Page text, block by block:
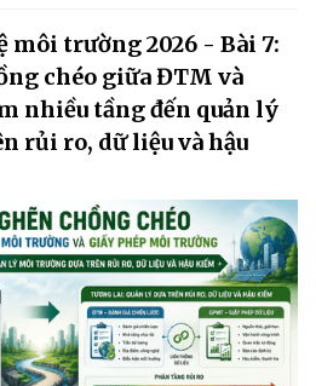
môi trường 2026 - Bài 7:
chéo giữa ĐTM và
nhiều tầng đến quản lý
rủi ro, dữ liệu và hậu